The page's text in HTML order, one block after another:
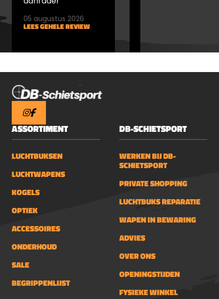
LEES GEHELE REVIEW
05 augustus 2026
ASSORTIMENT
LUCHTBUKSEN
LUCHTWAPENS
KOGELS
OPTIEK
ACCESSOIRES
ONDERHOUD
SALE
BEGRIPPENLIJST
DB-SCHIETSPORT
WERKEN BIJ DB-
SCHIETSPORT
PRIVATE SHOPPING
LUCHTBUKS REPARATIE
WAPEN IN BEWARING
ADVIES
OVER ONS
OPENINGSTIJDEN
FYSIEKE WINKEL